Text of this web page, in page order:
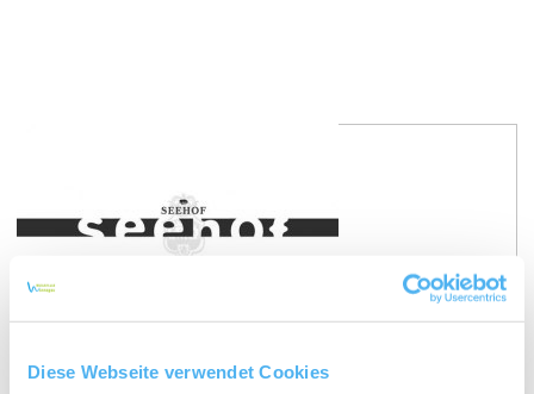
Diese Webseite verwendet Cookies
Weingut Seehof
Topgütern lernte, zeitbringt den Betrieb immer weiter
Sortiment: Gutswein – Ortswein (vom Kalkstein) –